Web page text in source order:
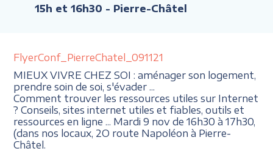
15h et 16h30 - Pierre-Châtel
FlyerConf_PierreChatel_091121
MIEUX VIVRE CHEZ SOI : aménager son logement,
prendre soin de soi, s'évader ...
Comment trouver les ressources utiles sur Internet
? Conseils, sites internet utiles et fiables, outils et
ressources en ligne ... Mardi 9 nov de 16h30 à 17h30,
(dans nos locaux, 2O route Napoléon à Pierre-
Châtel.